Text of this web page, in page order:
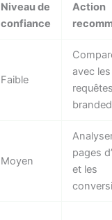
Niveau de
confiance
Action
Faible
avec les
branded
Moyen
pages
et les